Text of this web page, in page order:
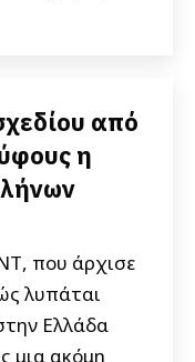
από
η
που άρχισε
λυπάται
Ελλάδα
μια ακόμη